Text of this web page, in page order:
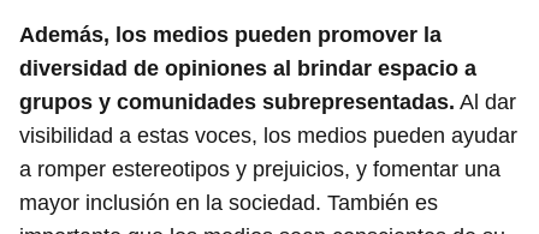
Además, los medios pueden promover la
diversidad de opiniones al brindar espacio a
grupos y comunidades subrepresentadas. Al dar
visibilidad a estas voces, los medios pueden ayudar
a romper estereotipos y prejuicios, y fomentar una
mayor inclusión en la sociedad. También es